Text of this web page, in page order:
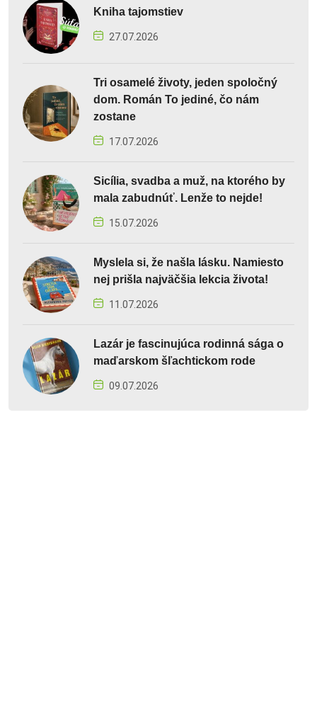
Kniha tajomstiev
27.07.2026
Tri osamelé životy, jeden spoločný
dom. Román To jediné, čo nám
zostane
17.07.2026
Sicília, svadba a muž, na ktorého by
mala zabudnúť. Lenže to nejde!
15.07.2026
Myslela si, že našla lásku. Namiesto
nej prišla najväčšia lekcia života!
11.07.2026
Lazár je fascinujúca rodinná sága o
maďarskom šľachtickom rode
09.07.2026